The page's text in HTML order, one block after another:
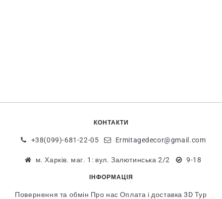
КОНТАКТИ
+38(099)-681-22-05 Ermitagedecor@gmail.com
м. Харків. маг. 1: вул. Залютинська 2/2 9-18
ІНФОРМАЦІЯ
Повернення та обмін Про нас Оплата і доставка 3D Тур